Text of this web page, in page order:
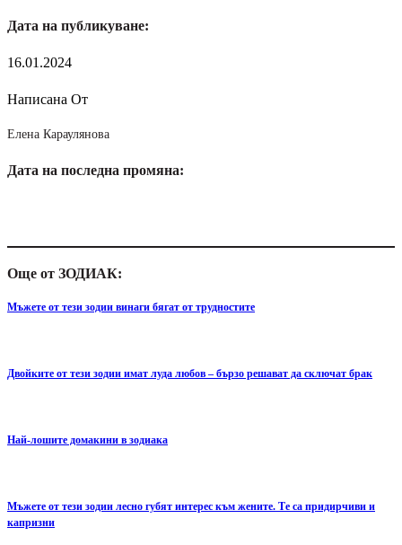
Дата на публикуване:
16.01.2024
Написана От
Елена Караулянова
Дата на последна промяна:
Още от ЗОДИАК:
Мъжете от тези зодии винаги бягат от трудностите
Двойките от тези зодии имат луда любов – бързо решават да сключат брак
Най-лошите домакини в зодиака
Мъжете от тези зодии лесно губят интерес към жените. Те са придирчиви и
капризни